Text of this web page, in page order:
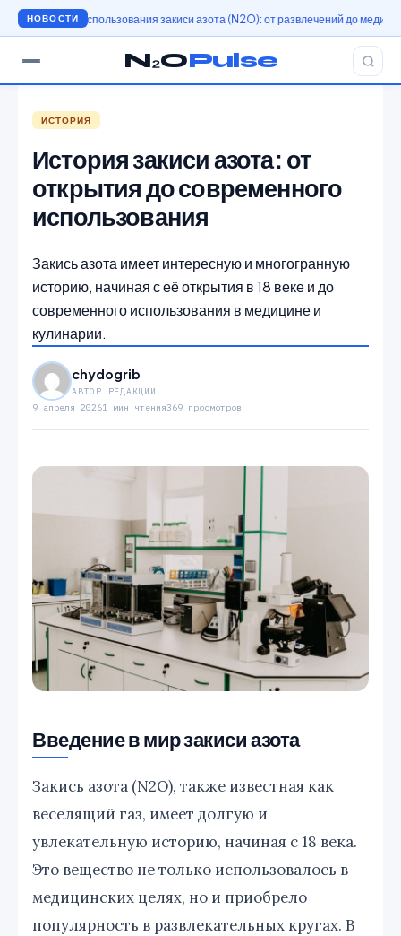
НОВОСТИ
использования закиси азота (N2O): от развлечений до медицины
N₂OPulse
ИСТОРИЯ
История закиси азота: от
открытия до современного
использования
Закись азота имеет интересную и многогранную
историю, начиная с её открытия в 18 веке и до
современного использования в медицине и
кулинарии.
chydogrib
АВТОР РЕДАКЦИИ
9 апреля 20261 мин чтения369 просмотров
Введение в мир закиси азота
Закись азота (N2O), также известная как
веселящий газ, имеет долгую и
увлекательную историю, начиная с 18 века.
Это вещество не только использовалось в
медицинских целях, но и приобрело
популярность в развлекательных кругах. В